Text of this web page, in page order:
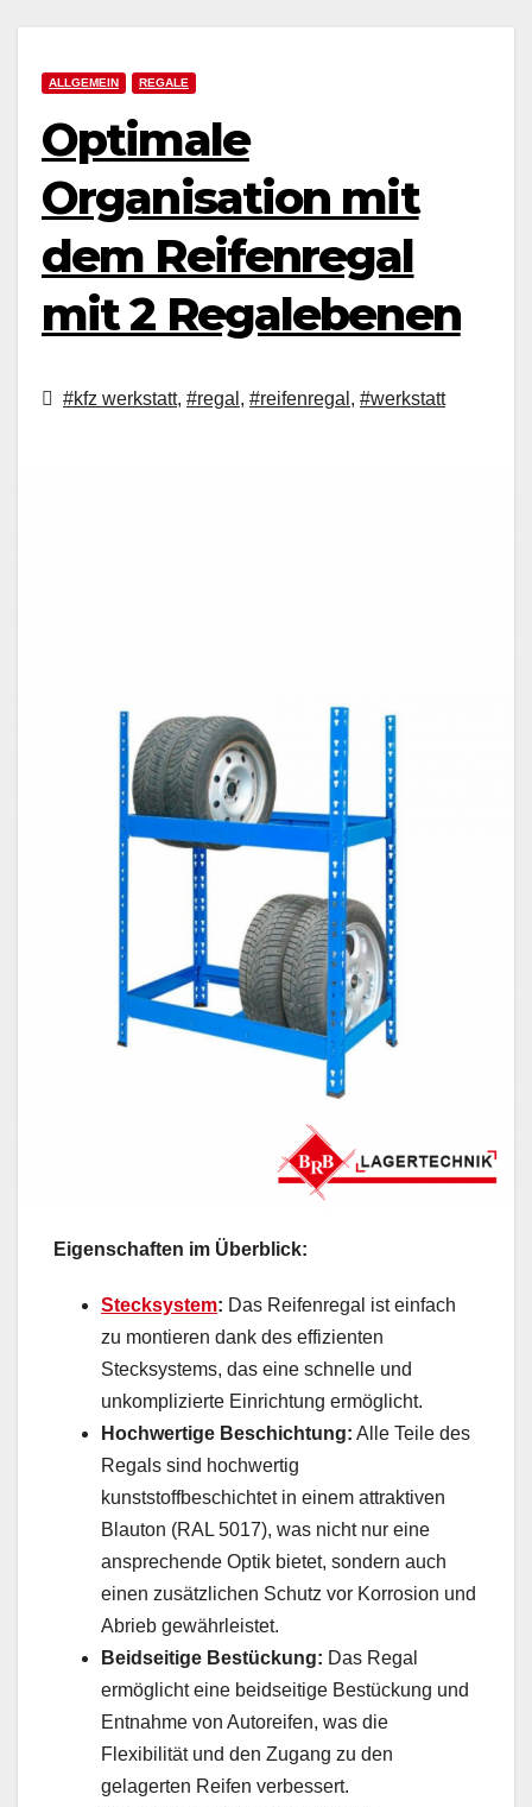
ALLGEMEIN REGALE
Optimale
Organisation mit
dem Reifenregal
mit 2 Regalebenen
#kfz werkstatt, #regal , #reifenregal , #werkstatt
Eigenschaften im Überblick:
Stecksystem: Das Reifenregal ist einfach
zu montieren dank des effizienten
Stecksystems, das eine schnelle und
unkomplizierte Einrichtung ermöglicht.
Hochwertige Beschichtung: Alle Teile des
Regals sind hochwertig
kunststoffbeschichtet in einem attraktiven
Blauton (RAL 5017), was nicht nur eine
ansprechende Optik bietet, sondern auch
einen zusätzlichen Schutz vor Korrosion und
Abrieb gewährleistet.
Beidseitige Bestückung: Das Regal
ermöglicht eine beidseitige Bestückung und
Entnahme von Autoreifen, was die
Flexibilität und den Zugang zu den
gelagerten Reifen verbessert.